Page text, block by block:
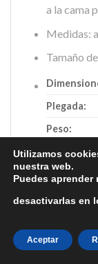
a la cama
Medidas:
Tamaño
Plegada:
Peso:
Colores
Utilizamos
nuestra web.
Puedes
desactivarlas en
Aceptar